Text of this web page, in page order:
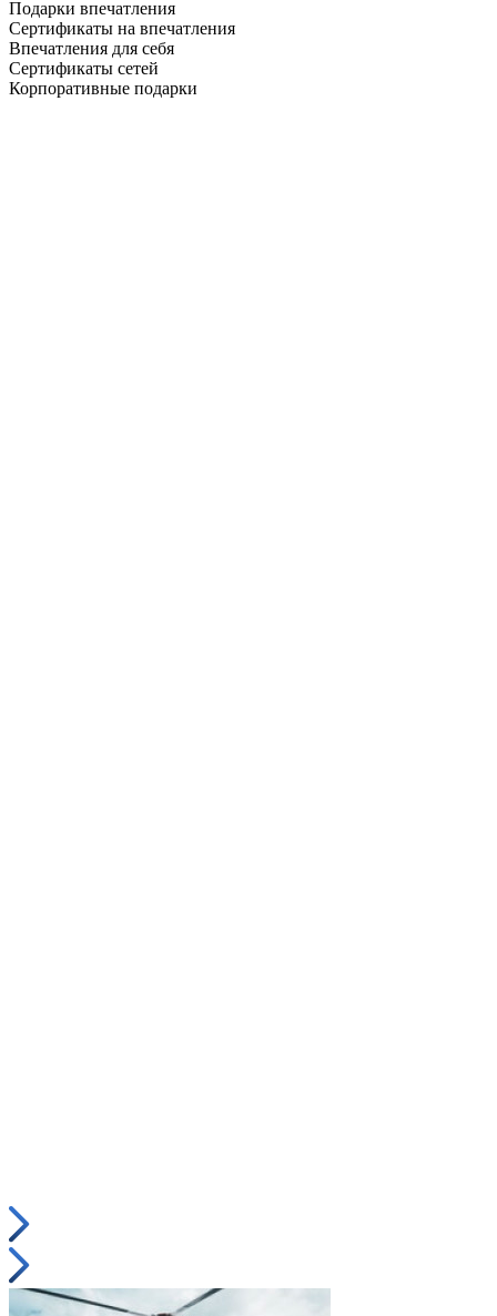
Подарки впечатления
Сертификаты на впечатления
Впечатления для себя
Сертификаты сетей
Корпоративные подарки